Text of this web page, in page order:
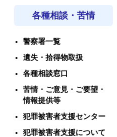
各種相談・苦情
警察署一覧
遺失・拾得物取扱
各種相談窓口
苦情・ご意見・ご要望・
情報提供等
犯罪被害者支援センター
犯罪被害者支援について